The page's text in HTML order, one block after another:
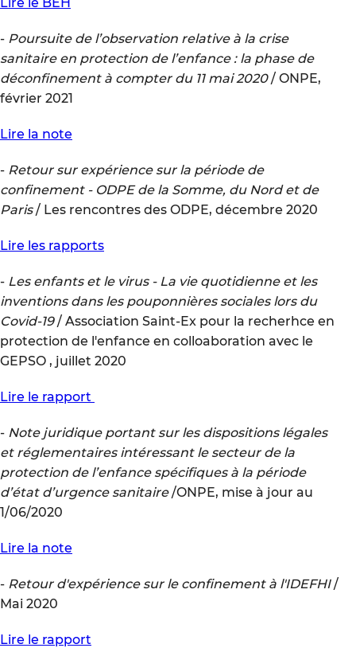
- Poursuite de l’observation relative à la crise
sanitaire en protection de l’enfance : la phase de
déconfinement à compter du 11 mai 2020/ ONPE,
février 2021
Lire la note
- Retour sur expérience sur la période de
confinement - ODPE de la Somme, du Nord et de
Paris/ Les rencontres des ODPE, décembre 2020
Lire les rapports
- Les enfants et le virus - La vie quotidienne et les
inventions dans les pouponnières sociales lors du
Covid-19/ Association Saint-Ex pour la recherhce en
protection de l'enfance en colloaboration avec le
GEPSO , juillet 2020
Lire le rapport
- Note juridique portant sur les dispositions légales
et réglementaires intéressant le secteur de la
protection de l’enfance spécifiques à la période
d’état d’urgence sanitaire/ONPE, mise à jour au
1/06/2020
Lire la note
- Retour d'expérience sur le confinement à l'IDEFHI/
Mai 2020
Lire le rapport